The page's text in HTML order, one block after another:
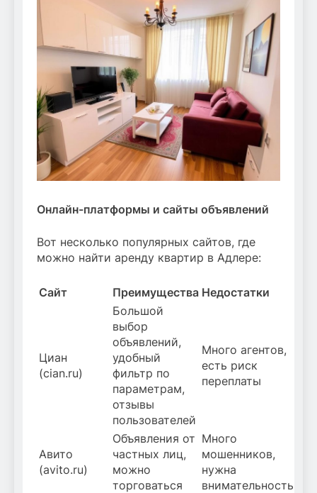
Онлайн-платформы и сайты объявлений
Вот несколько популярных сайтов, где
можно найти аренду квартир в Адлере:
Сайт Преимущества Недостатки
Циан
(cian.ru)
Большой
выбор
объявлений,
удобный
фильтр по
параметрам,
отзывы
пользователей
Много агентов,
есть риск
переплаты
Авито
(avito.ru)
Объявления от
частных лиц,
можно
торговаться
Много
мошенников,
нужна
внимательность